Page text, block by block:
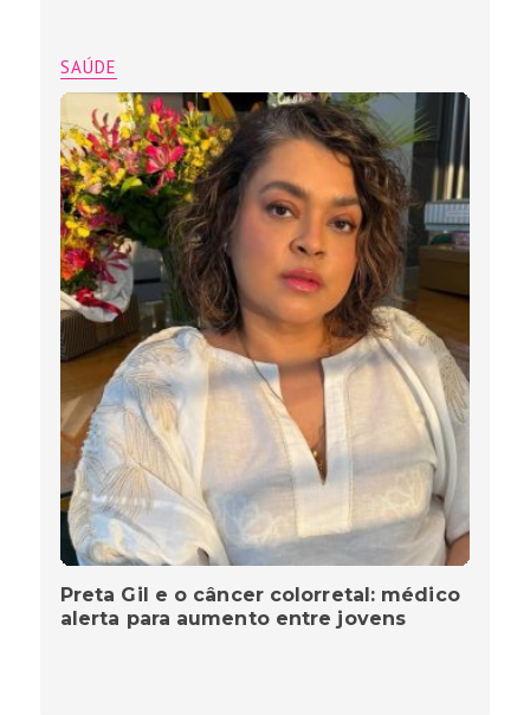
SAÚDE
Preta Gil e o câncer colorretal: médico
alerta para aumento entre jovens